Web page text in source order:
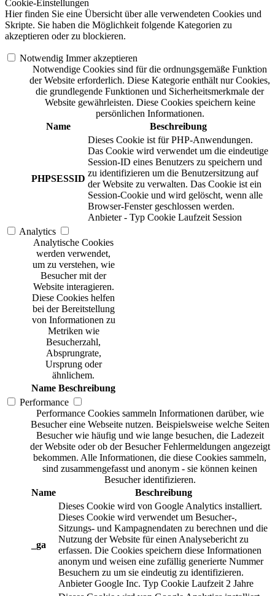
Cookie-Einstellungen
Hier finden Sie eine Übersicht über alle verwendeten Cookies und
Skripte. Sie haben die Möglichkeit folgende Kategorien zu
akzeptieren oder zu blockieren.
Notwendig Immer akzeptieren
Notwendige Cookies sind für die ordnungsgemäße Funktion
der Website erforderlich. Diese Kategorie enthält nur Cookies,
die grundlegende Funktionen und Sicherheitsmerkmale der
Website gewährleisten. Diese Cookies speichern keine
persönlichen Informationen.
Name
Beschreibung
PHPSESSID
Dieses Cookie ist für PHP-Anwendungen.
Das Cookie wird verwendet um die eindeutige
Session-ID eines Benutzers zu speichern und
zu identifizieren um die Benutzersitzung auf
der Website zu verwalten. Das Cookie ist ein
Session-Cookie und wird gelöscht, wenn alle
Browser-Fenster geschlossen werden.
Anbieter - Typ Cookie Laufzeit Session
Analytics
Analytische Cookies
werden verwendet,
um zu verstehen, wie
Besucher mit der
Website interagieren.
Diese Cookies helfen
bei der Bereitstellung
von Informationen zu
Metriken wie
Besucherzahl,
Absprungrate,
Ursprung oder
ähnlichem.
Name Beschreibung
Performance
Performance Cookies sammeln Informationen darüber, wie
Besucher eine Webseite nutzen. Beispielsweise welche Seiten
Besucher wie häufig und wie lange besuchen, die Ladezeit
der Website oder ob der Besucher Fehlermeldungen angezeigt
bekommen. Alle Informationen, die diese Cookies sammeln,
sind zusammengefasst und anonym - sie können keinen
Besucher identifizieren.
Name
Beschreibung
_ga
Dieses Cookie wird von Google Analytics installiert.
Dieses Cookie wird verwendet um Besucher-,
Sitzungs- und Kampagnendaten zu berechnen und die
Nutzung der Website für einen Analysebericht zu
erfassen. Die Cookies speichern diese Informationen
anonym und weisen eine zufällig generierte Nummer
Besuchern zu um sie eindeutig zu identifizieren.
Anbieter Google Inc. Typ Cookie Laufzeit 2 Jahre